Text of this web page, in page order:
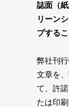
誌面（
リーン
プする
弊社刊
文章を
て、許
たは印